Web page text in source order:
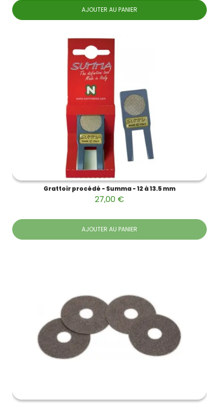
AJOUTER AU PANIER
Grattoir procédé - Summa - 12 à 13.5 mm
27,00 €
AJOUTER AU PANIER